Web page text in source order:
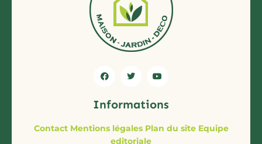
Informations
Contact Mentions légales Plan du site Equipe
editoriale